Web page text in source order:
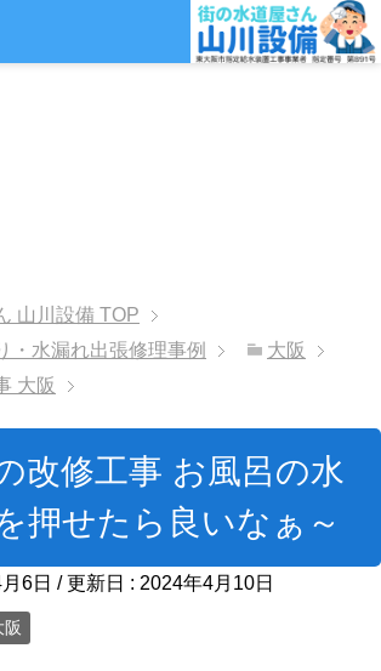
山川設備 TOP
・水漏れ出張修理事例
大阪
大阪
改修工事 お風呂の水
押せたら良いなぁ～
6日 / 更新日 : 2024年4月10日